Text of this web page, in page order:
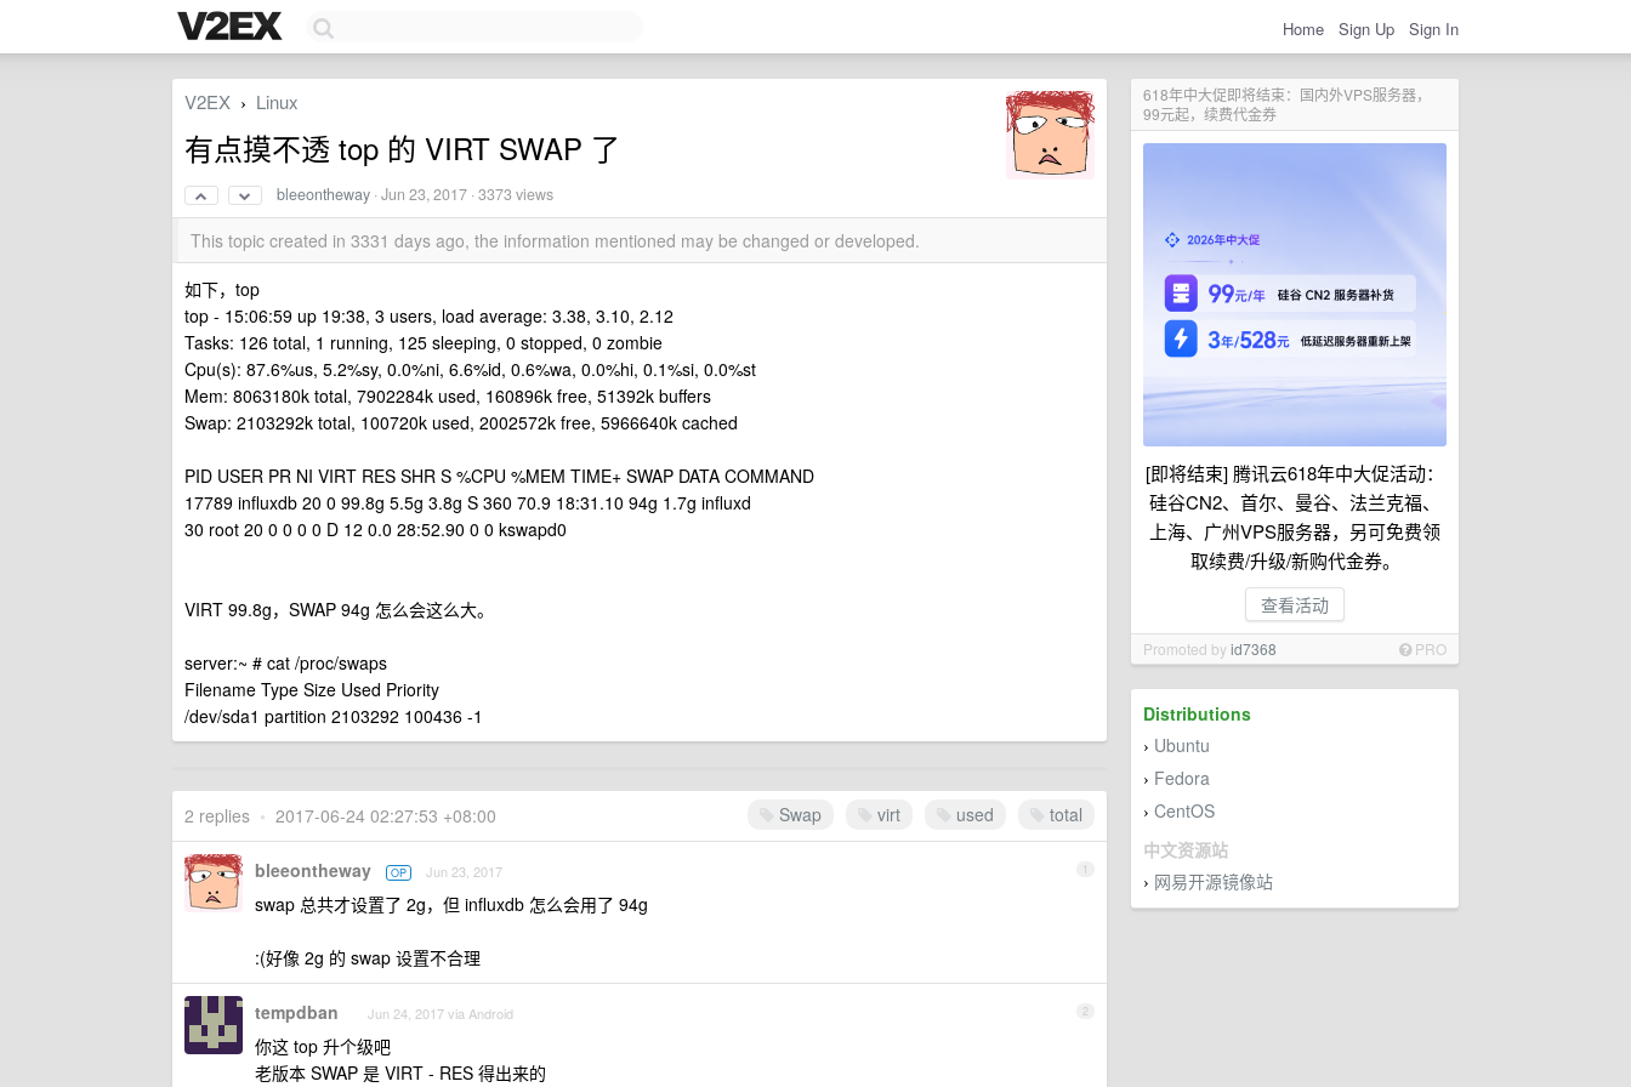
Home Sign Up Sign In
618年中大促即将结束：国内外VPS服务器，
99元起，续费代金券
[即将结束] 腾讯云618年中大促活动：
硅谷CN2、首尔、曼谷、法兰克福、
上海、广州VPS服务器，另可免费领
取续费/升级/新购代金券。
查看活动
Promoted byid7368 PRO
Distributions
› Ubuntu
› Fedora
› CentOS
中文资源站
› 网易开源镜像站
V2EX › Linux
有点摸不透 top 的 VIRT SWAP 了
bleeontheway ·Jun 23, 2017 · 3373 views
This topic created in 3331 days ago, the information mentioned may be changed or developed.
如下，top
top - 15:06:59 up 19:38, 3 users, load average: 3.38, 3.10, 2.12
Tasks: 126 total, 1 running, 125 sleeping, 0 stopped, 0 zombie
Cpu(s): 87.6%us, 5.2%sy, 0.0%ni, 6.6%id, 0.6%wa, 0.0%hi, 0.1%si, 0.0%st
Mem: 8063180k total, 7902284k used, 160896k free, 51392k buffers
Swap: 2103292k total, 100720k used, 2002572k free, 5966640k cached
PID USER PR NI VIRT RES SHR S %CPU %MEM TIME+ SWAP DATA COMMAND
17789 influxdb 20 0 99.8g 5.5g 3.8g S 360 70.9 18:31.10 94g 1.7g influxd
30 root 20 0 0 0 0 D 12 0.0 28:52.90 0 0 kswapd0
VIRT 99.8g，SWAP 94g 怎么会这么大。
server:~ # cat /proc/swaps
Filename Type Size Used Priority
/dev/sda1 partition 2103292 100436 -1
Swap virt used total
2 replies • 2017-06-24 02:27:53 +08:00
1
bleeontheway OP Jun 23, 2017
swap 总共才设置了 2g，但 influxdb 怎么会用了 94g
:(好像 2g 的 swap 设置不合理
2
tempdban Jun 24, 2017 via Android
你这 top 升个级吧
老版本 SWAP 是 VIRT - RES 得出来的